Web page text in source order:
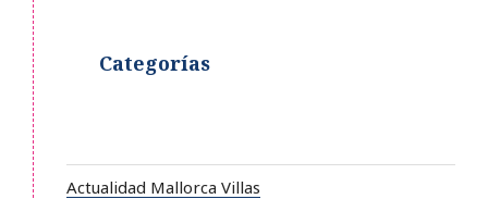
Categorías
Actualidad Mallorca Villas